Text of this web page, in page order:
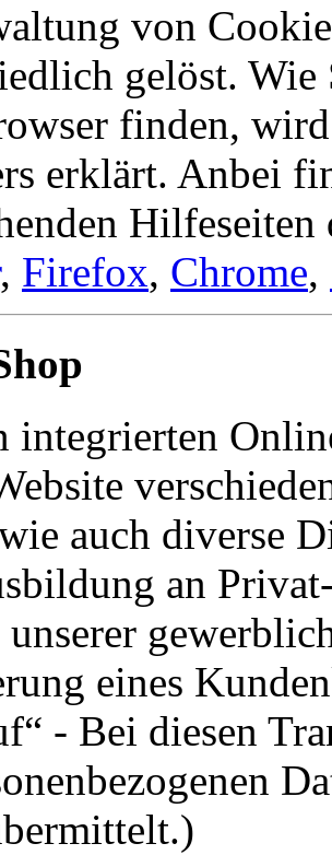
von
gelöst.
finden,
erklärt. Anbei
, Firefox, Chrome,
integrierten
auch diverse
an
eines
- Bei diesen